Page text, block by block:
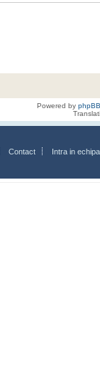
Powered by phpBB
Contact Intra in